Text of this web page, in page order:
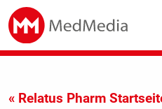
« Relatus Pharm